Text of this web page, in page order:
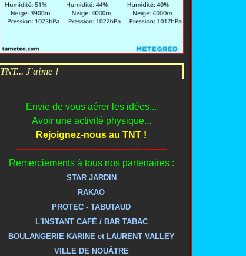
TNT... J'aime !
Envie de vous aérer les idées...
Avoir une activité physique...
Rejoignez-nous au TNT !
---------------------------------------------------
Remerciements à tous nos partenaires :
STAR JARDIN
RAKAO
PROTEC - TABUTAUD
L'INSTANT CAFÉ / BAR TABAC
BOULANGERIE KARINE et LAURENT VALLEY
VILLE DE NOUÂTRE